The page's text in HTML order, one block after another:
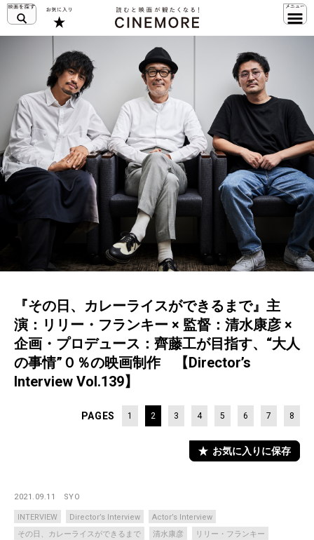
『その日、カレーライスができるまで』主
演：リリー・フランキー × 監督：清水康彦 ×
企画・プロデュース：齊藤工が目指す、“大人
の事情”０％の映画制作 【Director’s
Interview Vol.139】
PAGES 1 2 3 4 5 6 7 8
お気に入りに保存
2021.09.11 SYO
INTERVIEW Director’s Interview
Actor’s Interview
その日、カレーライスができるまで
清水康彦
リリー・フランキー